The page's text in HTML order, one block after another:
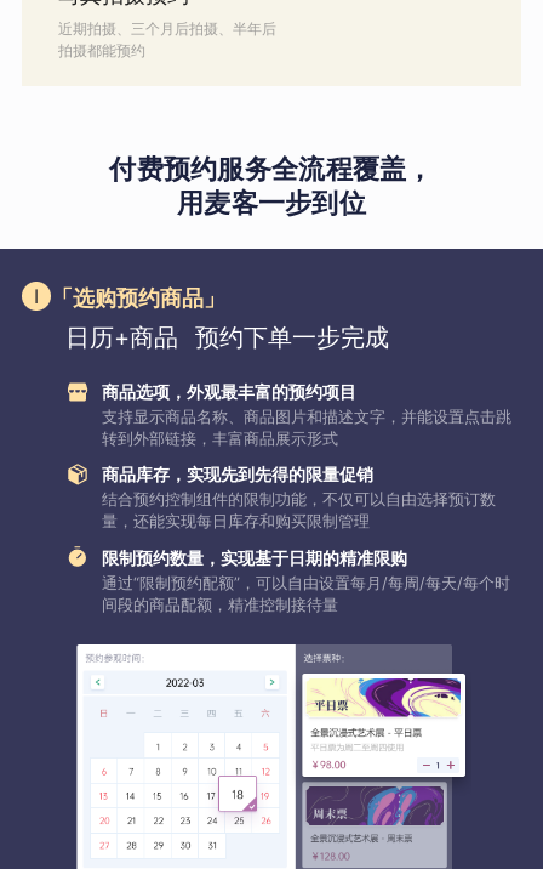
近期拍摄、三个月后拍摄、半年后
拍摄都能预约
付费预约服务全流程覆盖，
用麦客一步到位
「选购预约商品」
日历+商品 预约下单一步完成
商品选项，外观最丰富的预约项目
支持显示商品名称、商品图片和描述文字，并能设置点击跳
转到外部链接，丰富商品展示形式
商品库存，实现先到先得的限量促销
结合预约控制组件的限制功能，不仅可以自由选择预订数
量，还能实现每日库存和购买限制管理
限制预约数量，实现基于日期的精准限购
通过“限制预约配额”，可以自由设置每月/每周/每天/每个时
间段的商品配额，精准控制接待量